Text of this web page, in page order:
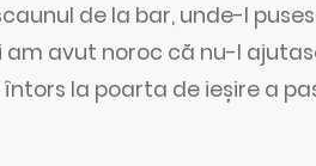
de la bar, unde-l
avut noroc că nu-l
la poarta de ieșire a